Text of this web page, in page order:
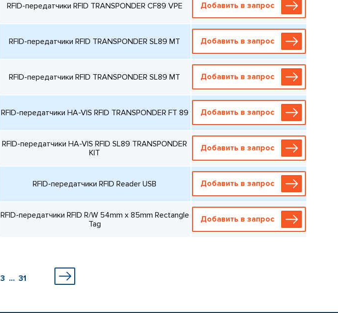
RFID-передатчики RFID TRANSPONDER CF89 VPE Добавить в запрос
RFID-передатчики RFID TRANSPONDER SL89 MT Добавить в запрос
RFID-передатчики RFID TRANSPONDER SL89 MT Добавить в запрос
RFID-передатчики HA-VIS RFID TRANSPONDER FT 89 Добавить в запрос
RFID-передатчики HA-VIS RFID SL89 TRANSPONDER
KIT
Добавить в запрос
RFID-передатчики RFID Reader USB Добавить в запрос
RFID-передатчики RFID R/W 54mm x 85mm Rectangle
Tag
Добавить в запрос
3 ... 31